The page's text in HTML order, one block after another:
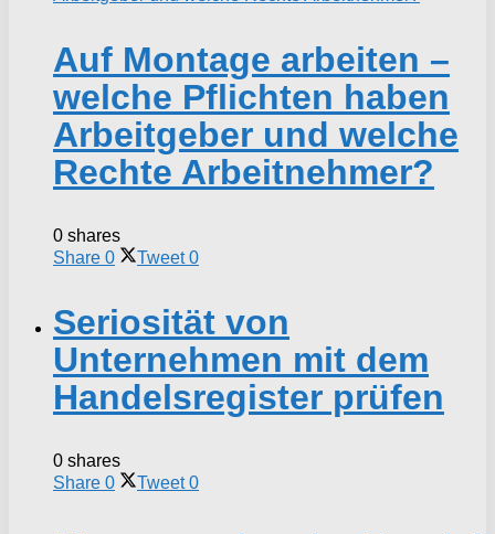
Auf Montage arbeiten –
welche Pflichten haben
Arbeitgeber und welche
Rechte Arbeitnehmer?
0 shares
Share 0 Tweet 0
Seriosität von
Unternehmen mit dem
Handelsregister prüfen
0 shares
Share 0 Tweet 0